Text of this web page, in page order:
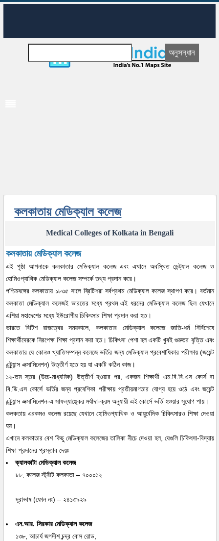
কলকাতায় মেডিক্যাল কলেজ
Medical Colleges of Kolkata in Bengali
কলকাতায় মেডিক্যাল কলেজ
এই পৃষ্ঠা আপনাকে কলকাতার মেডিক্যাল কলেজ এবং এখানে অবস্থিত ডেন্ট্যাল কলেজ ও
হোমিওপ্যাথিক মেডিক্যাল কলেজ সম্পর্কে তথ্য প্রদান করে।
পশ্চিমবঙ্গের কলকাতায় ১৮৩৫ সালে ব্রিটিশরা সর্বপ্রথম মেডিক্যাল কলেজ স্থাপণ করে। বর্তমান
কলকাতা মেডিক্যাল কলেজই ভারতের মধ্যে প্রথম এই ধরনের মেডিক্যাল কলেজ ছিল যেখানে
এশিয়া মহাদেশের মধ্যে ইউরোপীয় চিকিৎসার শিক্ষা প্রদান করা হত।
ভারতে বিটিশ রাজত্বের সময়কালে, কলকাতার মেডিক্যাল কলেজে জাতি-ধর্ম নির্বিশেষে
শিক্ষার্থীদেরকে নিরপেক্ষ শিক্ষা প্রদান করা হত। চিকিৎসা পেশা হল একটি খুবই গুরুতর বৃত্তি এবং
কলকাতার যে কোনও খ্যাতিসম্পন্ন কলেজে ভর্তির জন্য মেডিক্যাল প্রবেশাধিকার পরীক্ষায় (জয়েন্ট
এন্ট্র্যান্স এক্সামিনেশন) উত্তীর্ণ হতে হয় যা একটি কঠিন কাজ।
১২-তম স্তর (উচ্চ-মাধ্যমিক) উত্তীর্ণ হওয়ার পর, একজন শিক্ষার্থী এম.বি.বি.এস কোর্স বা
বি.ডি.এস কোর্সে ভর্তির জন্য প্রবেশিকা পরীক্ষায় প্রতীয়মাণতার যোগ্য হয়ে ওঠে এবং জয়েন্ট
এন্ট্র্যান্স এক্সামিনেশন-এ সাফল্যাঙ্কের মর্যাদা-ক্রম অনুযায়ী এই কোর্সে ভর্তি হওয়ার সুযোগ পায়।
কলকতায় এরকমও কলেজ রয়েছে যেখানে হোমিওপ্যাথিক ও আয়ুর্বেদিক চিকিৎসারও শিক্ষা দেওয়া
হয়।
এখানে কলকাতার বেশ কিছু মেডিক্যাল কলেজের তালিকা নীচে দেওয়া হল, যেগুলি চিকিৎসা-বিদ্যায়
শিক্ষা প্রদানের প্রস্তাব দেয়ঃ –
ক্যালকাটা মেডিক্যাল কলেজ
৮৮, কলেজ স্ট্রীট কলকাতা – ৭০০০১২
দূরাভাষ (ফোন নং) – ২৪১৩৯২৯
এন.আর. সিরকার মেডিক্যাল কলেজ
১৩৮, আচার্য জগদীশ চন্দ্র বোস রোড,